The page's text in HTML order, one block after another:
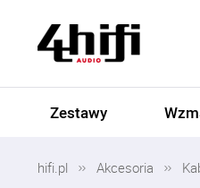
Zestawy
hifi.pl Akcesoria